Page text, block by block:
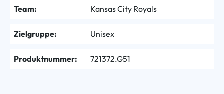
Team: Kansas City Royals
Zielgruppe: Unisex
Produktnummer: 721372.G51